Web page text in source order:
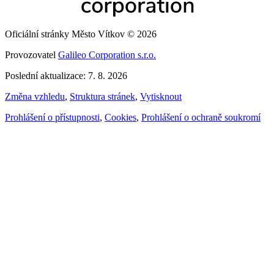
Oficiální stránky Město Vítkov © 2026
Provozovatel Galileo Corporation s.r.o.
Poslední aktualizace: 7. 8. 2026
Změna vzhledu, Struktura stránek, Vytisknout
Prohlášení o přístupnosti, Cookies, Prohlášení o ochraně soukromí